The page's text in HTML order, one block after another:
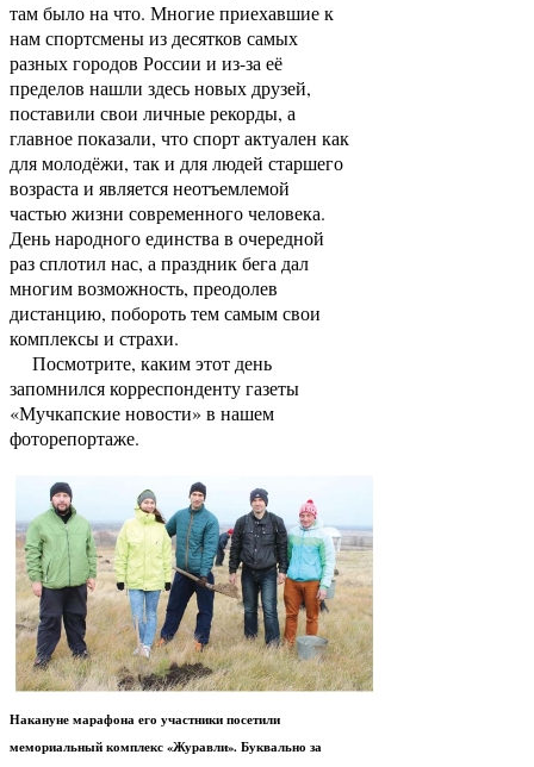
там было на что. Многие приехавшие к
нам спортсмены из десятков самых
разных городов России и из-за её
пределов нашли здесь новых друзей,
поставили свои личные рекорды, а
главное показали, что спорт актуален как
для молодёжи, так и для людей старшего
возраста и является неотъемлемой
частью жизни современного человека.
День народного единства в очередной
раз сплотил нас, а праздник бега дал
многим возможность, преодолев
дистанцию, побороть тем самым свои
комплексы и страхи.
Посмотрите, каким этот день
запомнился корреспонденту газеты
«Мучкапские новости» в нашем
фоторепортаже.
Накануне марафона его участники посетили
мемориальный комплекс «Журавли». Буквально за